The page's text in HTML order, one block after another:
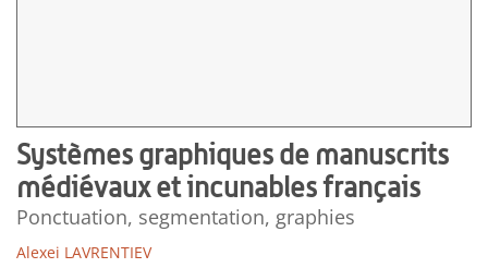
Systèmes graphiques de manuscrits
médiévaux et incunables français
Ponctuation, segmentation, graphies
Alexei LAVRENTIEV